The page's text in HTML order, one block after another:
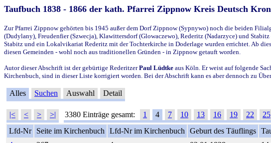
Taufbuch 1838 - 1866 der kath. Pfarrei Zippnow Kreis Deutsch
Zur Pfarrei Zippnow gehörten bis 1945 außer dem Dorf Zippnow (Sypnywo) noch die beiden
(Dudylany), Freudenfier (Szwecja), Klawittersdorf (Glowaczewo), Rederitz (Nadarzyce) und
Stabitz und ein Lokalvikariat Rederitz mit der Tochterkirche in Doderlage wurden errichtet. Ab
diesen Gemeinden - wohl noch aus traditionellen Gründen - in Zippnow getauft worden.
Autor dieser Abschrift ist der gebürtige RederitzerPaul Lüdtke aus Köln. Er weist auf folgende
Kirchenbuch, sind in dieser Liste korrigiert worden. Bei der Abschrift kann es aber dennoch zu
Alles Suchen Auswahl Detail
|< < > >| 3380 Einträge gesamt: 1 4 7 10 13 16 19 22 25
Lfd-Nr
Seite im Kirchenbuch Lfd-Nr im Kirchenbuch Geburt des Täuflings